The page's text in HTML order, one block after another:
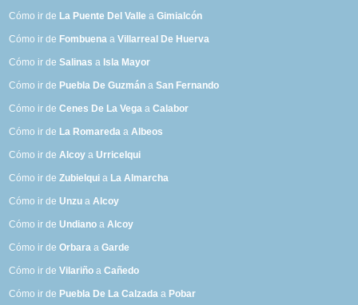
Cómo ir de La Puente Del Valle aGimialcón
Cómo ir de Fombuena aVillarreal De Huerva
Cómo ir deSalinas a Isla Mayor
Cómo ir de Puebla De Guzmán aSan Fernando
Cómo ir deCenes De La Vega aCalabor
Cómo ir de La Romareda aAlbeos
Cómo ir deAlcoy aUrricelqui
Cómo ir deZubielqui a La Almarcha
Cómo ir deUnzu aAlcoy
Cómo ir deUndiano aAlcoy
Cómo ir deOrbara aGarde
Cómo ir deVilariño aCañedo
Cómo ir de Puebla De La Calzada a Pobar